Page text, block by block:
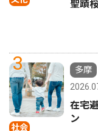
聖蹟
3
社会
多摩
在宅
ン